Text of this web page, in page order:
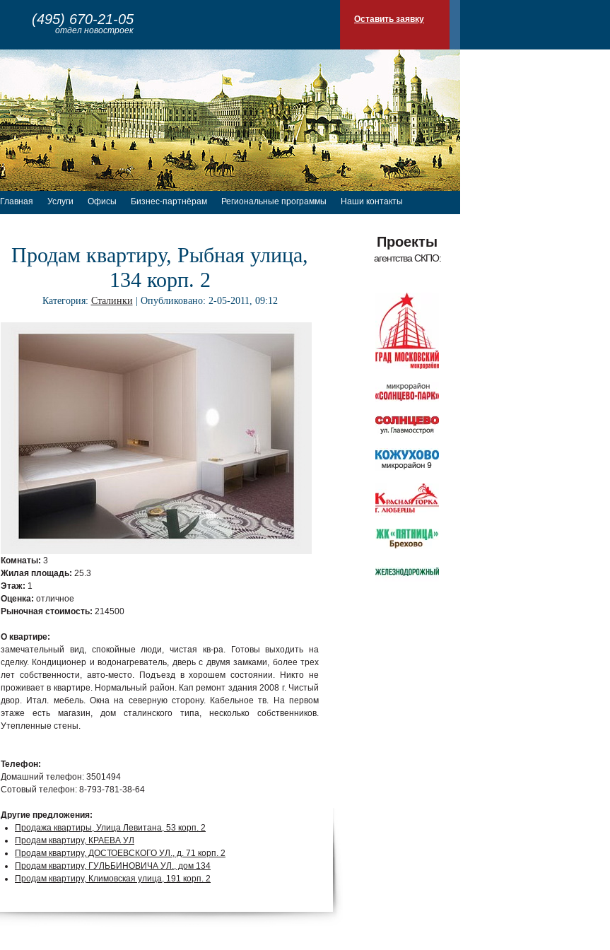
(495) 670-21-05
отдел новостроек
Оставить заявку
Главная Услуги Офисы Бизнес-партнёрам Региональные программы Наши контакты
Продам квартиру, Рыбная улица,
134 корп. 2
Категория: Сталинки | Опубликовано: 2-05-2011, 09:12
Комнаты: 3
Жилая площадь: 25.3
Этаж: 1
Оценка: отличное
Рыночная стоимость: 214500
О квартире:
замечательный вид, спокойные люди, чистая кв-ра. Готовы выходить на
сделку. Кондиционер и водонагреватель, дверь с двумя замками, более трех
лет собственности, авто-место. Подъезд в хорошем состоянии. Никто не
проживает в квартире. Нормальный район. Кап ремонт здания 2008 г. Чистый
двор. Итал. мебель. Окна на северную сторону. Кабельное тв. На первом
этаже есть магазин, дом сталинского типа, несколько собственников.
Утепленные стены.
Телефон:
Домашний телефон: 3501494
Сотовый телефон: 8-793-781-38-64
Другие предложения:
Продажа квартиры, Улица Левитана, 53 корп. 2
Продам квартиру, КРАЕВА УЛ
Продам квартиру, ДОСТОЕВСКОГО УЛ., д. 71 корп. 2
Продам квартиру, ГУЛЬБИНОВИЧА УЛ., дом 134
Продам квартиру, Климовская улица, 191 корп. 2
Проекты
агентства СКПО: